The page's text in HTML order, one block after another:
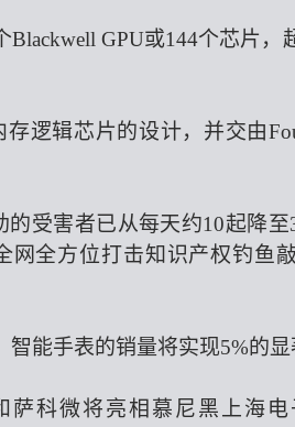
GPU或144个芯片，
逻辑芯片的设计，并交由
受害者已从每天约10起降
网全方位打击知识产权钓鱼
能手表的销量将实现5%的显
萨科微将亮相慕尼黑上海